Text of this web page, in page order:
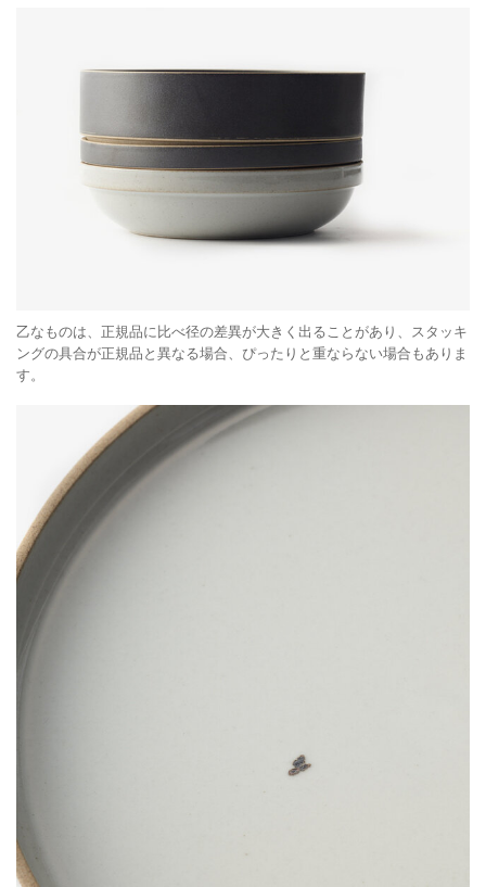
乙なものは、正規品に比べ径の差異が大きく出ることがあり、スタッキ
ングの具合が正規品と異なる場合、ぴったりと重ならない場合もありま
す。